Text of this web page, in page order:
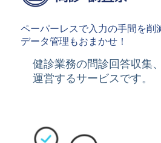
ペーパーレスで入力の手間を削
データ管理もおまかせ！
健診業務の問診回答収集
運営するサービスです。